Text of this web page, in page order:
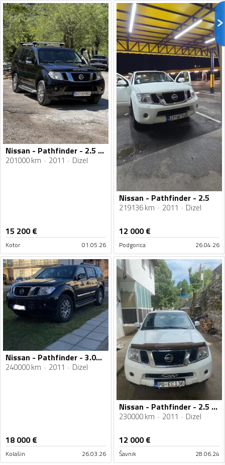
Nissan - Pathfinder - 2.5 DCI
201000 km 2011 Dizel
15 200€
Kotor 01.05.26
Nissan - Pathfinder - 2.5
219136 km 2011 Dizel
12 000€
Podgorica 26.04.26
Nissan - Pathfinder - 3.0dci
240000 km 2011 Dizel
18 000€
Kolašin 26.03.26
Nissan - Pathfinder - 2.5 DCI
230000 km 2011 Dizel
12 000€
Šavnik 28.06.24